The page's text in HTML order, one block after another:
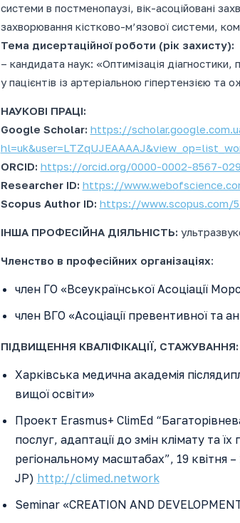
системи в постменопаузі, вік-асоційовані
захворювання кістково-м’язової системи,
Тема дисертаційної роботи (рік захисту):
– кандидата наук: «Оптимізація
у пацієнтів із артеріальною гіпертензією та
НАУКОВІ ПРАЦІ:
Google Scholar: https://
ORCID: https://orcid.org/0000-0002-8567-
Researcher ID: https://
Scopus Author ID: https://www.scopus.com/
ІНША ПРОФЕСІЙНА ДІЯЛЬНІСТЬ:
Членство в професійних організаціях:
член ГО «Всеукраїнської Асоціації
член ВГО «Асоціації превентивної та
ПІДВИЩЕННЯ КВАЛІФІКАЦІЇ, СТАЖУВАННЯ:
Харківська медична академія
вищої освіти»
Проект Erasmus+ ClimEd
послуг, адаптації до змін клімату та
регіональному масштабах”, 19 квітня
JP) http://climed.network
Seminar «CREATION AND